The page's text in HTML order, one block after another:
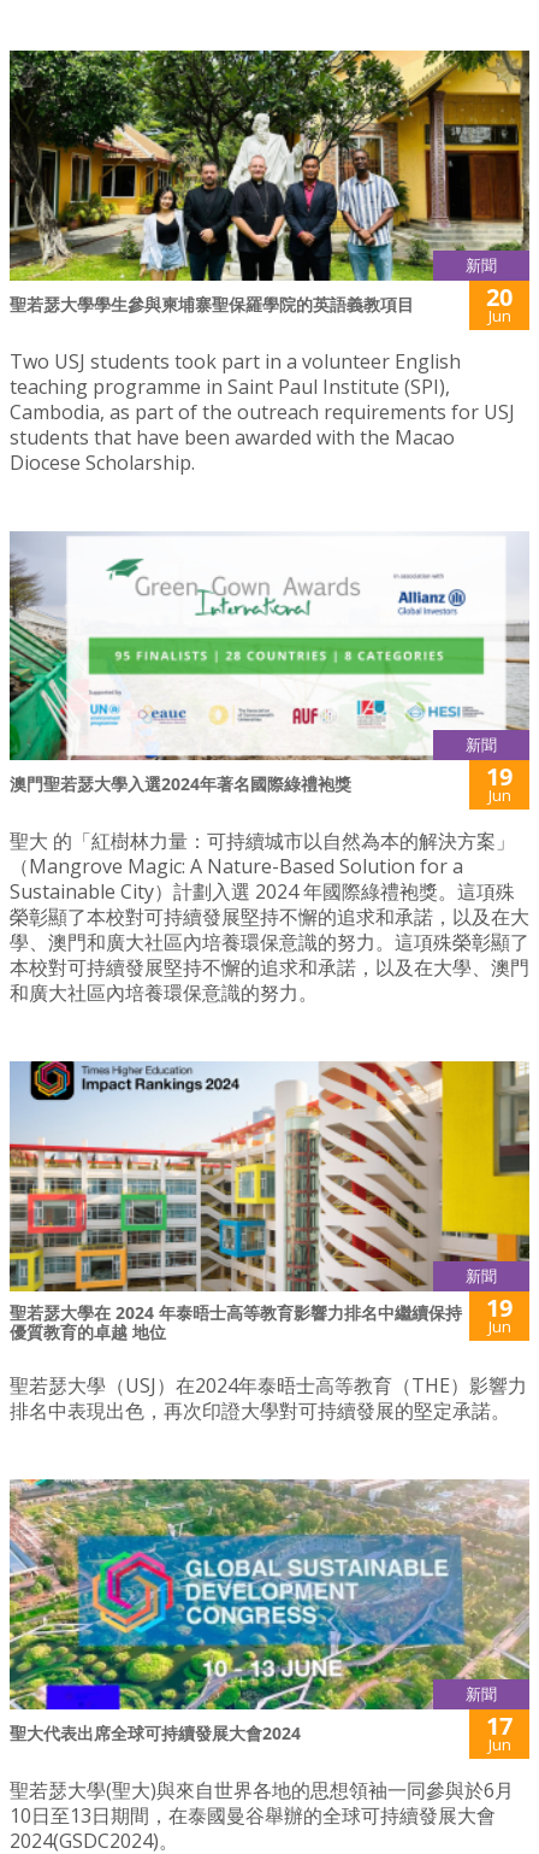
新聞
聖若瑟大學學生參與柬埔寨聖保羅學院的英語義教項目 20
Jun
Two USJ students took part in a volunteer English
teaching programme in Saint Paul Institute (SPI),
Cambodia, as part of the outreach requirements for USJ
students that have been awarded with the Macao
Diocese Scholarship.
新聞
澳門聖若瑟大學入選2024年著名國際綠禮袍獎 19
Jun
聖大 的「紅樹林力量：可持續城市以自然為本的解決方案」
（Mangrove Magic: A Nature-Based Solution for a
Sustainable City）計劃入選 2024 年國際綠禮袍獎。這項殊
榮彰顯了本校對可持續發展堅持不懈的追求和承諾，以及在大
學、澳門和廣大社區內培養環保意識的努力。這項殊榮彰顯了
本校對可持續發展堅持不懈的追求和承諾，以及在大學、澳門
和廣大社區內培養環保意識的努力。
新聞
聖若瑟大學在 2024 年泰晤士高等教育影響力排名中繼續保持
優質教育的卓越 地位
19
Jun
聖若瑟大學（USJ）在2024年泰晤士高等教育（THE）影響力
排名中表現出色，再次印證大學對可持續發展的堅定承諾。
新聞
聖大代表出席全球可持續發展大會2024 17
Jun
聖若瑟大學(聖大)與來自世界各地的思想領袖一同參與於6月
10日至13日期間，在泰國曼谷舉辦的全球可持續發展大會
2024(GSDC2024)。